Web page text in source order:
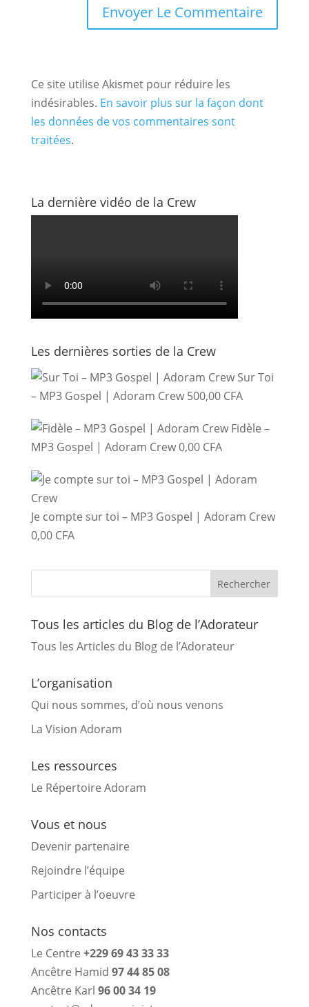
Ce site utilise Akismet pour réduire les
indésirables. En savoir plus sur la façon dont
les données de vos commentaires sont
traitées.
La dernière vidéo de la Crew
Les dernières sorties de la Crew
Sur Toi
– MP3 Gospel | Adoram Crew 500,00 CFA
Fidèle –
MP3 Gospel | Adoram Crew0,00 CFA
Je compte sur toi – MP3 Gospel | Adoram Crew
0,00 CFA
Tous les articles du Blog de l’Adorateur
Tous les Articles du Blog de l’Adorateur
L’organisation
Qui nous sommes, d’où nous venons
La Vision Adoram
Les ressources
Le Répertoire Adoram
Vous et nous
Devenir partenaire
Rejoindre l’équipe
Participer à l’oeuvre
Nos contacts
Le Centre +229 69 43 33 33
Ancêtre Hamid 97 44 85 08
Ancêtre Karl 96 00 34 19